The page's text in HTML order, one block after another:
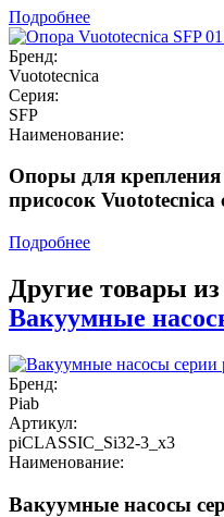
Подробнее
Бренд:
Vuototecnica
Серия:
SFP
Наименование:
Опоры для
присосок Vuototecnica
Подробнее
Другие товары
Вакуумные
Бренд:
Piab
Артикул:
piCLASSIC_Si32-3_x3
Наименование:
Вакуумные насосы